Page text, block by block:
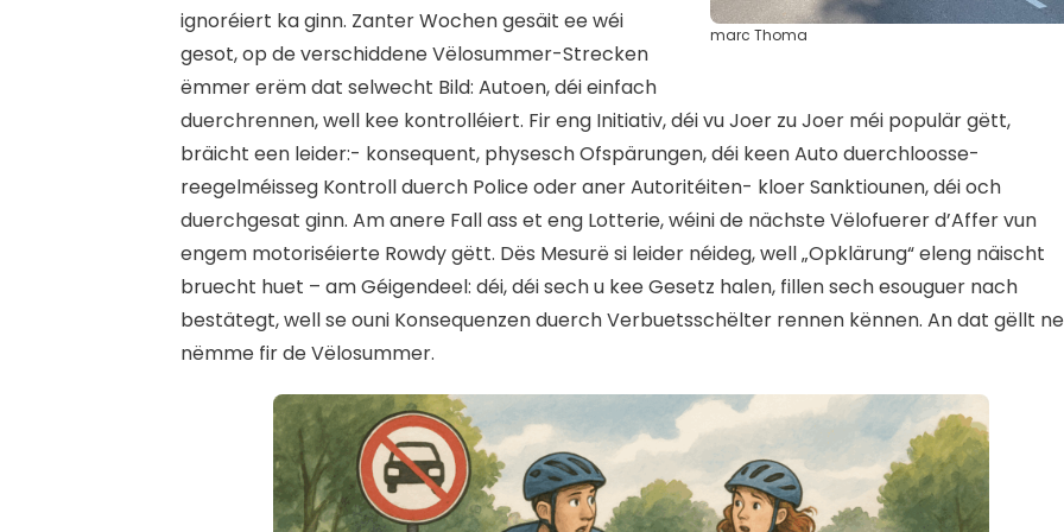
marc Thoma
ignoréiert ka ginn. Zanter Wochen gesäit ee wéi
gesot, op de verschiddene Vëlosummer-Strecken
ëmmer erëm dat selwecht Bild: Autoen, déi einfach
duerchrennen, well kee kontrolléiert. Fir eng Initiativ, déi vu Joer zu Joer méi populär gëtt,
bräicht een leider:- konsequent, physesch Ofspärungen, déi keen Auto duerchloosse-
reegelméisseg Kontroll duerch Police oder aner Autoritéiten- kloer Sanktiounen, déi och
duerchgesat ginn. Am anere Fall ass et eng Lotterie, wéini de nächste Vëlofuerer d’Affer vun
engem motoriséierte Rowdy gëtt. Dës Mesurë si leider néideg, well „Opklärung“ eleng näischt
bruecht huet – am Géigendeel: déi, déi sech u kee Gesetz halen, fillen sech esouguer nach
bestätegt, well se ouni Konsequenzen duerch Verbuetsschëlter rennen kënnen. An dat gëllt
nëmme fir de Vëlosummer.